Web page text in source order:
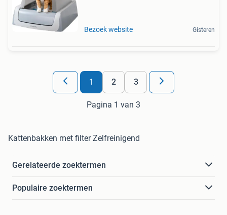
Bezoek website Gisteren
1 2 3
Pagina 1 van 3
Kattenbakken met filter Zelfreinigend
Gerelateerde zoektermen
Populaire zoektermen